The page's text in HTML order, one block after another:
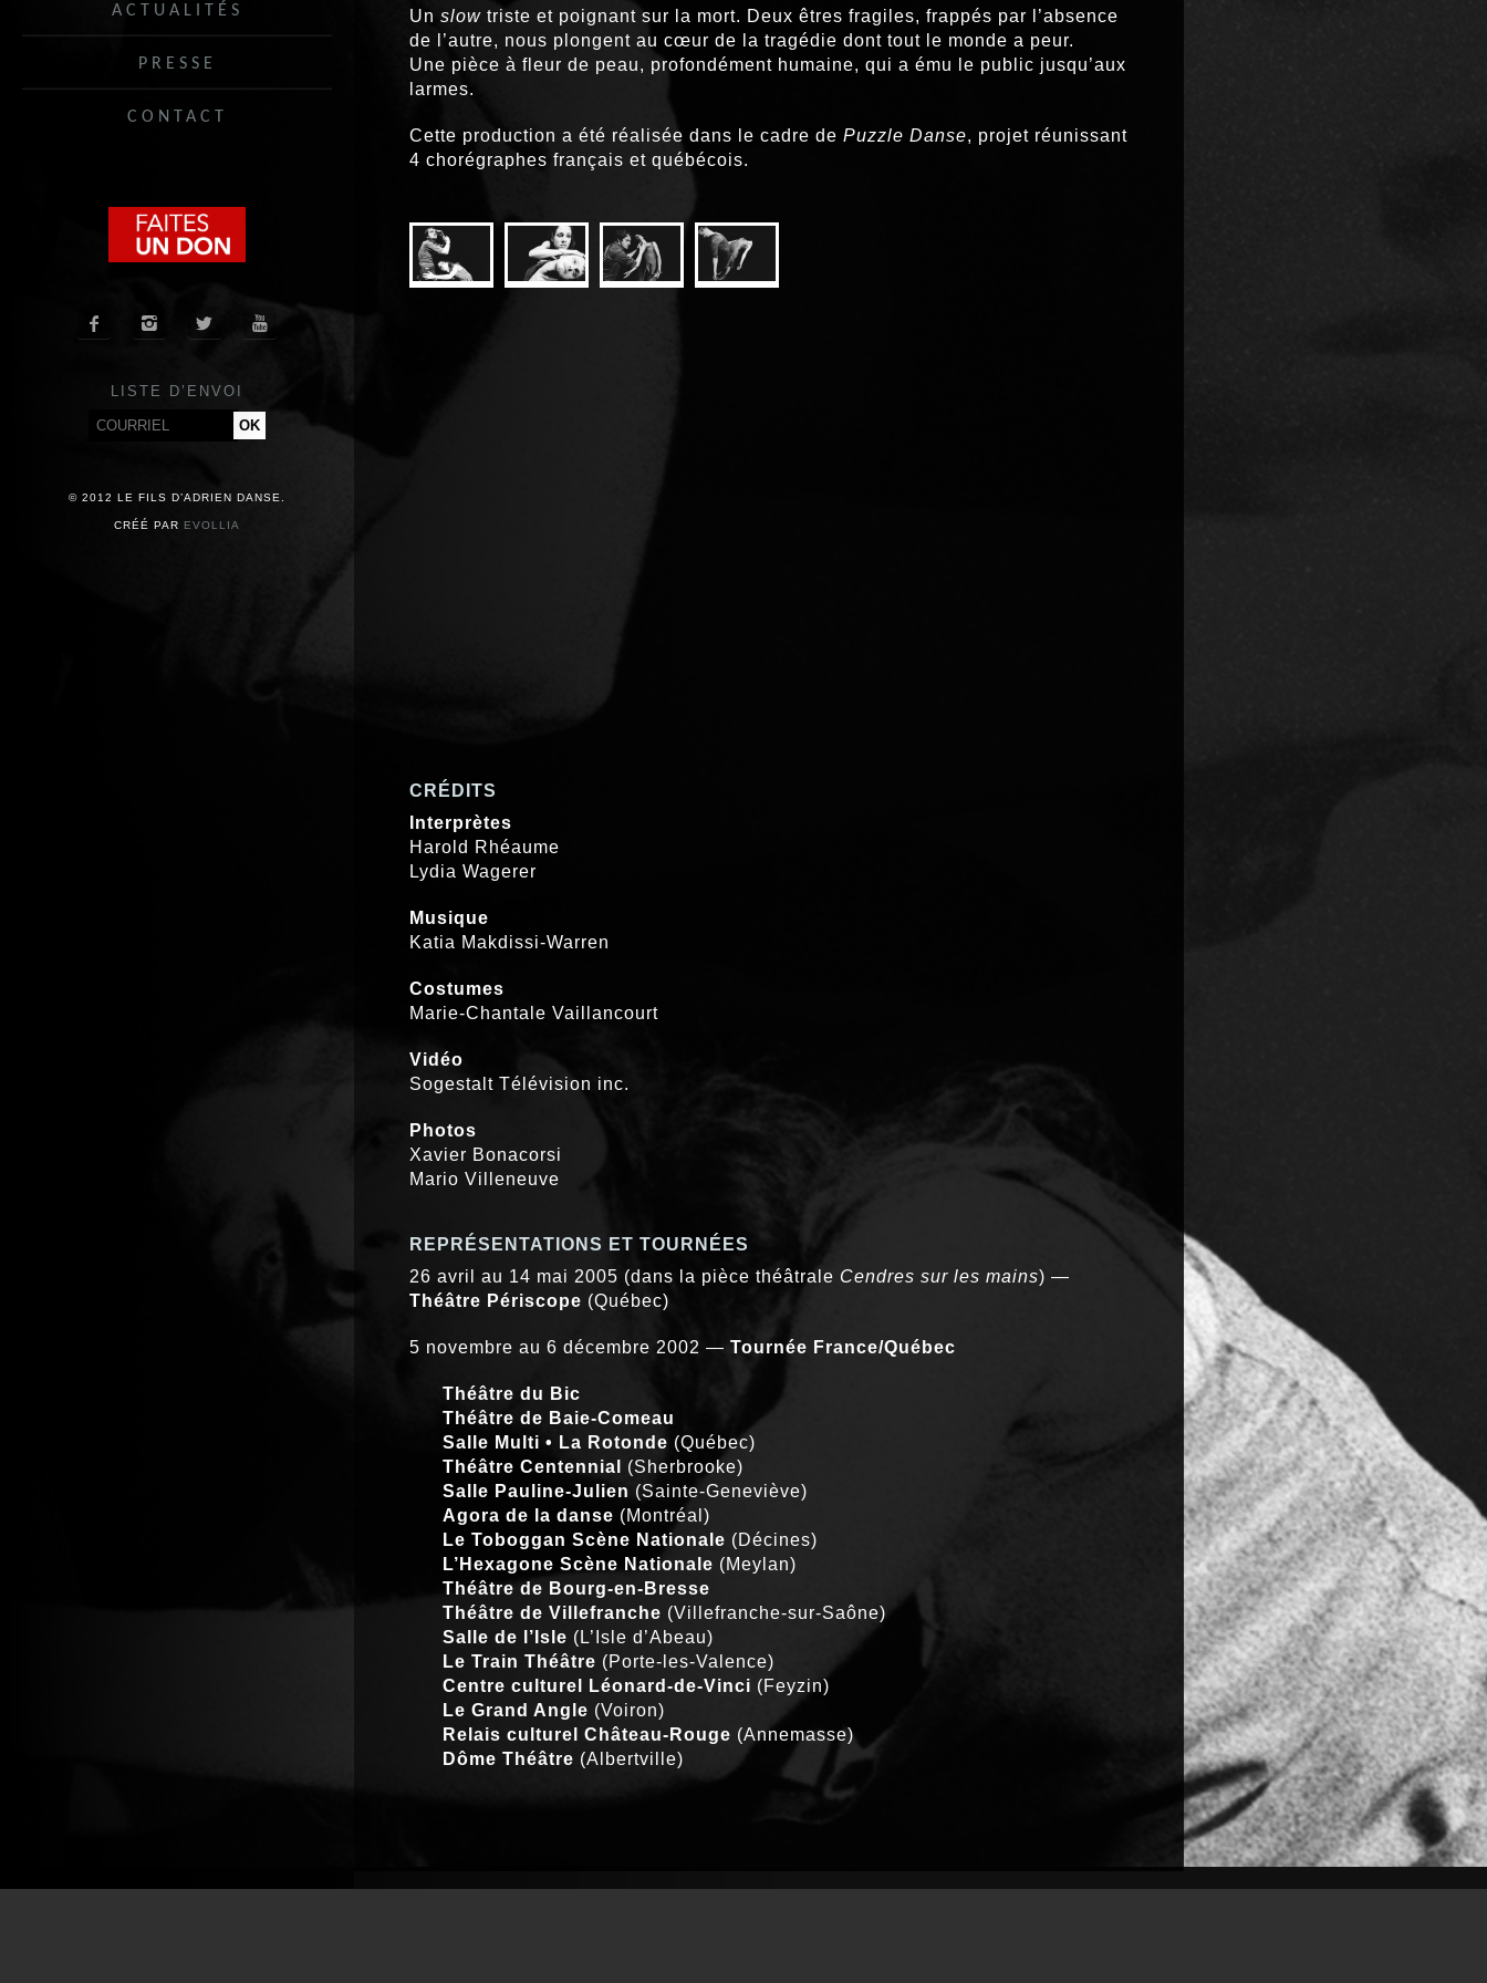
ACTUALITÉS
PRESSE
CONTACT
   
LISTE D’ENVOI
© 2012 LE FILS D’ADRIEN DANSE.
CRÉÉ PAR EVOLLIA
Un slow triste et poignant sur la mort. Deux êtres fragiles, frappés par l’absence
de l’autre, nous plongent au cœur de la tragédie dont tout le monde a peur.
Une pièce à fleur de peau, profondément humaine, qui a ému le public jusqu’aux
larmes.
Cette production a été réalisée dans le cadre de Puzzle Danse, projet réunissant
4 chorégraphes français et québécois.
CRÉDITS
Interprètes
Harold Rhéaume
Lydia Wagerer
Musique
Katia Makdissi-Warren
Costumes
Marie-Chantale Vaillancourt
Vidéo
Sogestalt Télévision inc.
Photos
Xavier Bonacorsi
Mario Villeneuve
REPRÉSENTATIONS ET TOURNÉES
26 avril au 14 mai 2005 (dans la pièce théâtrale Cendres sur les mains) —
Théâtre Périscope (Québec)
5 novembre au 6 décembre 2002 — Tournée France/Québec
Théâtre du Bic
Théâtre de Baie-Comeau
Salle Multi • La Rotonde (Québec)
Théâtre Centennial
(Sherbrooke)
Salle Pauline-Julien (Sainte-Geneviève)
Agora de la danse (Montréal)
Le Toboggan Scène Nationale (Décines)
L’Hexagone Scène Nationale (Meylan)
Théâtre de Bourg-en-Bresse
Théâtre de Villefranche (Villefranche-sur-Saône)
Salle de l’Isle (L’Isle d’Abeau)
Le Train Théâtre (Porte-les-Valence)
Centre culturel Léonard-de-Vinci (Feyzin)
Le Grand Angle (Voiron)
Relais culturel Château-Rouge (Annemasse)
Dôme Théâtre (Albertville)